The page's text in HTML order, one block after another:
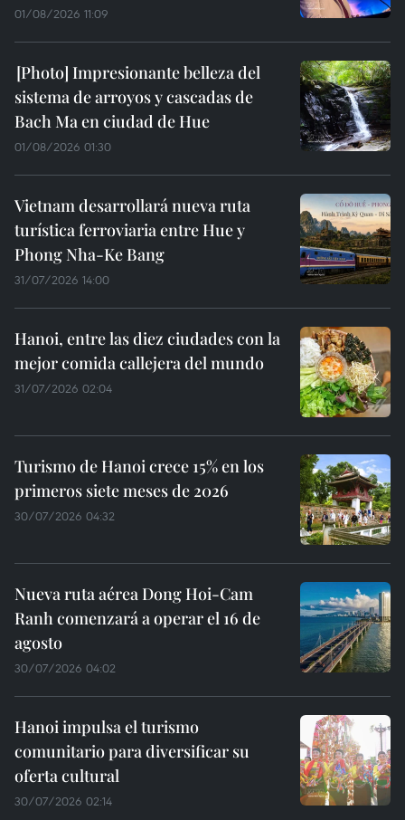
01/08/2026 11:09
Impresionante belleza del
sistema de arroyos y cascadas de
Bach Ma en ciudad de Hue
01/08/2026 01:30
Vietnam desarrollará nueva ruta
turística ferroviaria entre Hue y
Phong Nha-Ke Bang
31/07/2026 14:00
Hanoi, entre las diez ciudades con la
mejor comida callejera del mundo
31/07/2026 02:04
Turismo de Hanoi crece 15% en los
primeros siete meses de 2026
30/07/2026 04:32
Nueva ruta aérea Dong Hoi-Cam
Ranh comenzará a operar el 16 de
agosto
30/07/2026 04:02
Hanoi impulsa el turismo
comunitario para diversificar su
oferta cultural
30/07/2026 02:14